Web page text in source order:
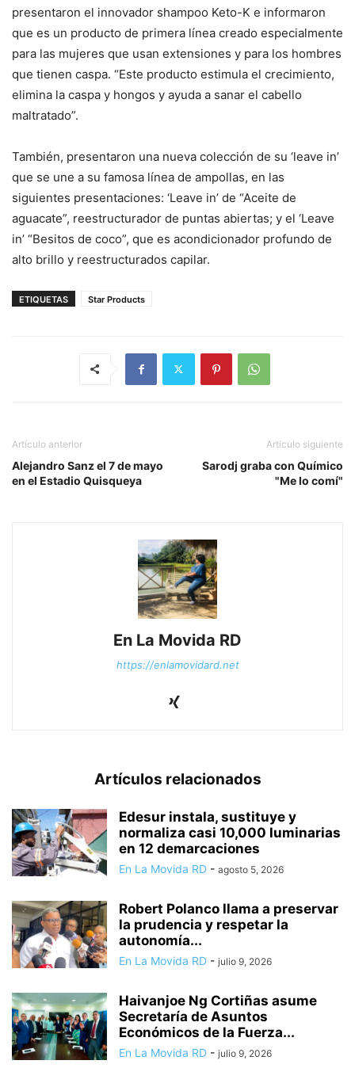
presentaron el innovador shampoo Keto-K e informaron
que es un producto de primera línea creado especialmente
para las mujeres que usan extensiones y para los hombres
que tienen caspa. “Este producto estimula el crecimiento,
elimina la caspa y hongos y ayuda a sanar el cabello
maltratado”.
También, presentaron una nueva colección de su ‘leave in’
que se une a su famosa línea de ampollas, en las
siguientes presentaciones: ‘Leave in’ de “Aceite de
aguacate”, reestructurador de puntas abiertas; y el ‘Leave
in’ “Besitos de coco”, que es acondicionador profundo de
alto brillo y reestructurados capilar.
ETIQUETAS Star Products
Artículo anterior
Alejandro Sanz el 7 de mayo
en el Estadio Quisqueya
Artículo siguiente
Sarodj graba con Químico
"Me lo comí"
En La Movida RD
https://enlamovidard.net
Artículos relacionados
Edesur instala, sustituye y
normaliza casi 10,000 luminarias
en 12 demarcaciones
En La Movida RD - agosto 5, 2026
Robert Polanco llama a preservar
la prudencia y respetar la
autonomía...
En La Movida RD - julio 9, 2026
Haivanjoe Ng Cortiñas asume
Secretaría de Asuntos
Económicos de la Fuerza...
En La Movida RD - julio 9, 2026